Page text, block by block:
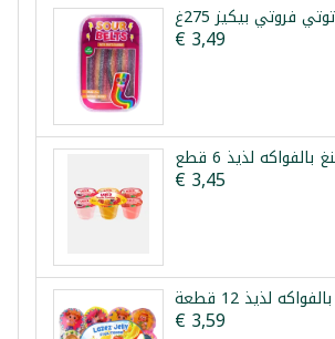
€ 3,49
لذيذ 6 قطع
€ 3,45
لذيذ 12 قطعة
€ 3,59